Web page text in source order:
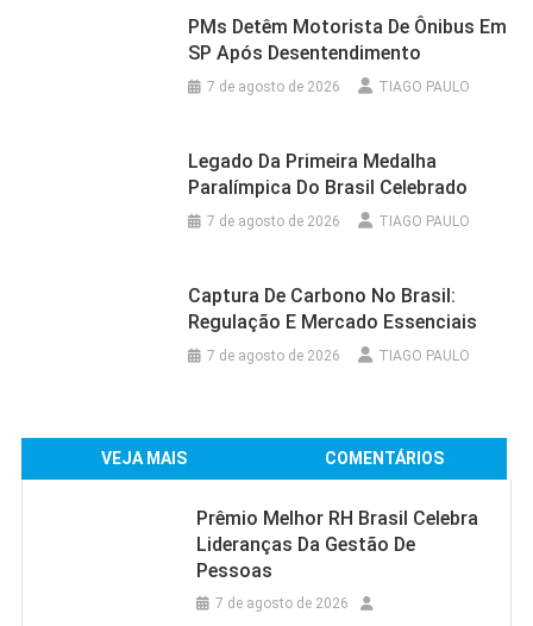
PMs Detêm Motorista De Ônibus Em
SP Após Desentendimento
7 de agosto de 2026 TIAGO PAULO
Legado Da Primeira Medalha
Paralímpica Do Brasil Celebrado
7 de agosto de 2026 TIAGO PAULO
Captura De Carbono No Brasil:
Regulação E Mercado Essenciais
7 de agosto de 2026 TIAGO PAULO
VEJA MAIS COMENTÁRIOS
Prêmio Melhor RH Brasil Celebra
Lideranças Da Gestão De
Pessoas
7 de agosto de 2026